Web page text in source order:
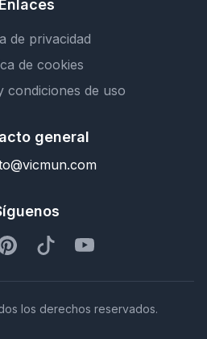
Enlaces
de privacidad
de cookies
condiciones de uso
general
los derechos reservados.